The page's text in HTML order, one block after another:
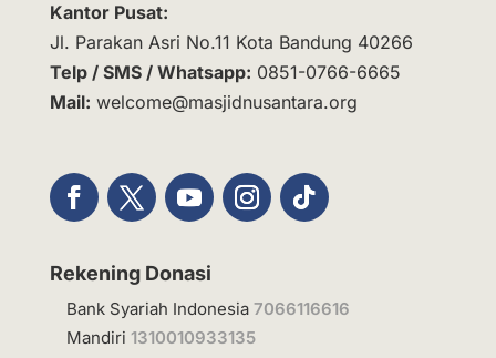
Kantor Pusat:
Jl. Parakan Asri No.11 Kota Bandung 40266
Telp / SMS / Whatsapp: 0851-0766-6665
Mail: welcome@masjidnusantara.org
Rekening Donasi
Bank Syariah Indonesia 7066116616
Mandiri 1310010933135